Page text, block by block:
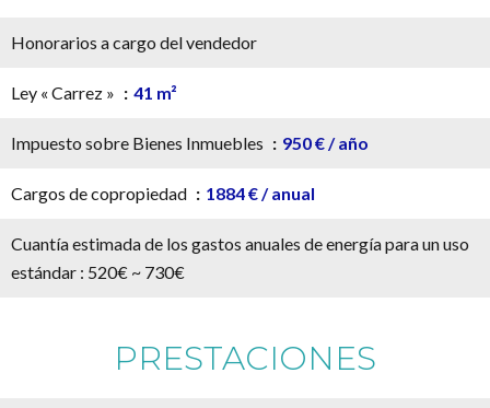
Honorarios a cargo del vendedor
Ley « Carrez » 41 m²
Impuesto sobre Bienes Inmuebles 950 € / año
Cargos de copropiedad 1884 € / anual
Cuantía estimada de los gastos anuales de energía para un uso
estándar : 520€ ~ 730€
PRESTACIONES